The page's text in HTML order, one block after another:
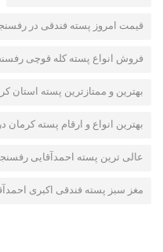
قیمت امروز پسته فندقی در
فروش انواع پسته کله قوچی
بهترین و ممتازترین پسته استان
بهترین انواع و ارقام پسته کرمان
عالی ترین پسته احمدآقایی
مغز سبز پسته فندقی اکبری